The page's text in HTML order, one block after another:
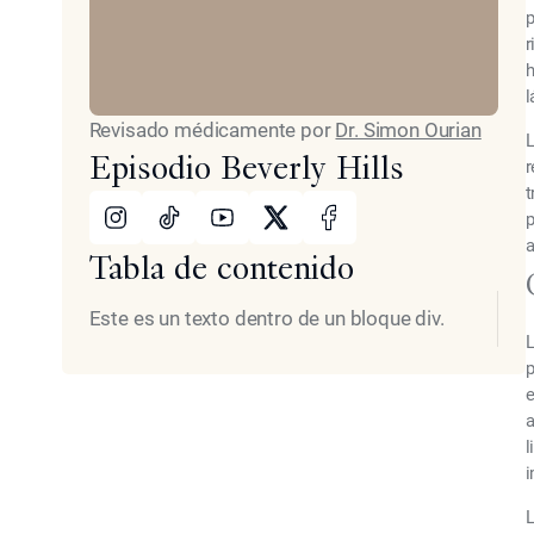
Revisado médicamente por Dr. Simon Ourian
Episodio Beverly Hills
Facebook
Tabla de contenido
Este es un texto dentro de un bloque div.